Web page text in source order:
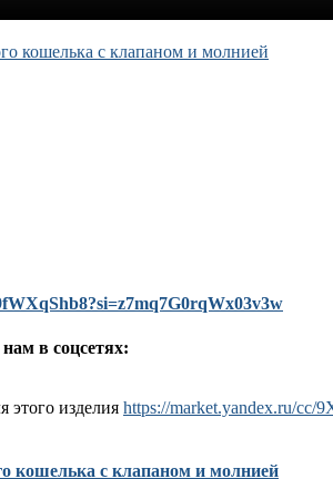
в соцсетях:
этого изделия https://market.yandex.ru/cc/
кошелька с клапаном и молнией